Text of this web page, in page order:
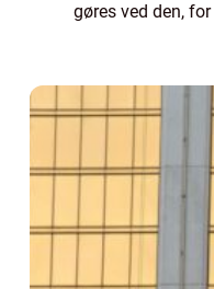
gøres ved den,